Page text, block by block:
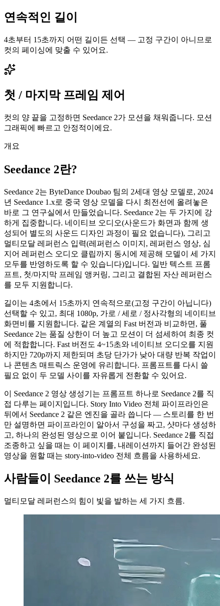
연속적인 길이
4초부터 15초까지 어떤 길이든 선택 — 고정 구간이 아니므로
컷의 페이싱에 맞출 수 있어요.
첫 / 마지막 프레임 제어
컷의 양 끝을 고정하면 Seedance 2가 모션을 채워줍니다. 모션
그래픽에 빠르고 안정적이에요.
개요
Seedance 2란?
Seedance 2는 ByteDance Doubao 팀의 2세대 영상 모델로, 2024
년 Seedance 1.x로 중국 영상 모델을 다시 최전선에 올려놓은
바로 그 연구실에서 만들었습니다. Seedance 2는 두 가지에 강
하게 집중합니다. 네이티브 오디오(사운드가 화면과 함께 생
성되어 별도의 사운드 디자인 과정이 필요 없습니다), 그리고
멀티모달 레퍼런스 입력(레퍼런스 이미지, 레퍼런스 영상, 심
지어 레퍼런스 오디오 클립까지 동시에 제공해 모델이 세 가지
모두를 반영하도록 할 수 있습니다)입니다. 일반 텍스트 프롬
프트, 첫/마지막 프레임 앵커링, 그리고 결합된 자산 레퍼런스
를 모두 지원합니다.
길이는 4초에서 15초까지 연속적으로(고정 구간이 아닙니다)
선택할 수 있고, 최대 1080p, 가로 / 세로 / 정사각형의 네이티브
화면비를 지원합니다. 같은 계열의 Fast 버전과 비교하면, 풀
Seedance 2는 품질 상한이 더 높고 모션이 더 섬세하여 최종 컷
에 적합합니다. Fast 버전도 4~15초와 네이티브 오디오를 지원
하지만 720p까지 제한되며 초당 단가가 낮아 대량 반복 작업이
나 콘텐츠 매트릭스 운영에 유리합니다. 프롬프트를 다시 쓸
필요 없이 두 모델 사이를 자유롭게 전환할 수 있어요.
이 Seedance 2 영상 생성기는 프롬프트 하나로 Seedance 2를 직
접 다루는 페이지입니다. Story Into Video 전체 파이프라인은
뒤에서 Seedance 2 같은 엔진을 골라 씁니다 — 스토리를 한 번
만 설명하면 파이프라인이 알아서 구성을 짜고, 샷마다 생성하
고, 하나의 완성된 영상으로 이어 붙입니다. Seedance 2를 직접
조종하고 싶을 때는 이 페이지를, 내레이션까지 들어간 완성된
영상을 원할 때는 story-into-video 전체 흐름을 사용하세요.
사람들이 Seedance 2를 쓰는 방식
멀티모달 레퍼런스의 힘이 빛을 발하는 세 가지 흐름.